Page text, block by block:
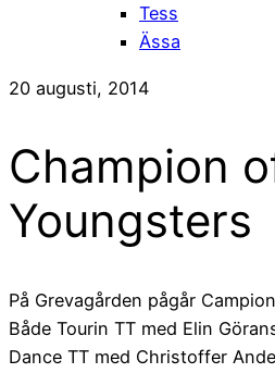
Tess
Ässa
20 augusti, 2014
Champion
Youngsters
På Grevagården pågår
Både Tourin TT med Elin
Dance TT med Christoffer